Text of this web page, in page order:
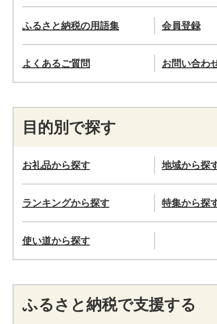
ふるさと納税の用語集 会員登録
よくあるご質問 お問い合わ
目的別で探す
お礼品から探す 地域から探
ランキングから探す 特集から探
使い道から探す
ふるさと納税で支援する